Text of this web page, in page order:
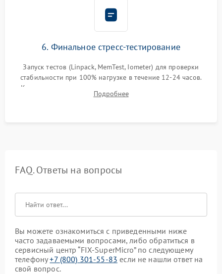
6. Финальное стресс-тестирование
Запуск тестов (Linpack, MemTest, Iometer) для проверки
стабильности при 100% нагрузке в течение 12-24 часов.
Контроль температурных режимов, проверка отсутствия
троттлинга и подготовка сервера к выдаче.
Подробнее
FAQ. Ответы на вопросы
Вы можете ознакомиться с приведенными ниже
часто задаваемыми вопросами, либо обратиться в
сервисный центр “FIX-SuperMicro” по следующему
телефону+7 (800) 301-55-83 если не нашли ответ на
свой вопрос.